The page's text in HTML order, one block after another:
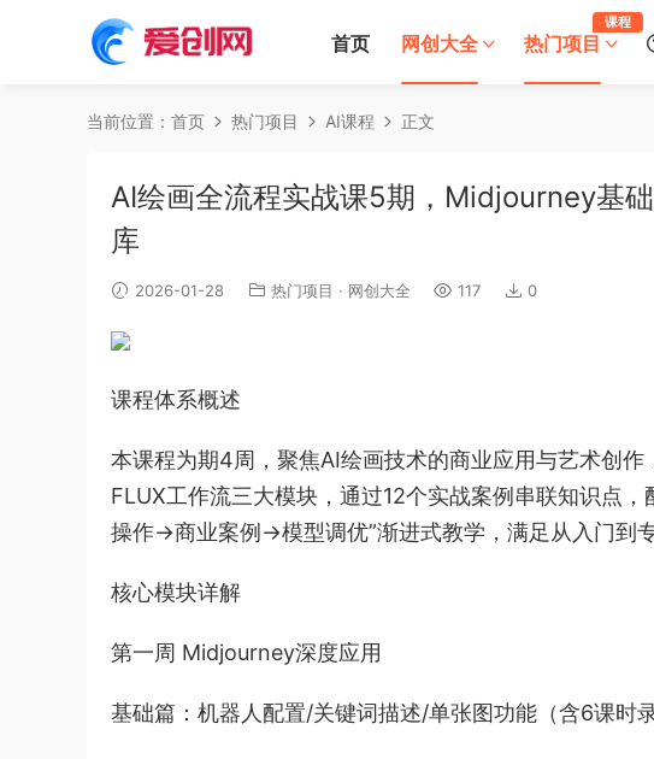
首页 网创大全 热门项目
课程
当前位置： 首页 热门项目 AI课程 正文
AI绘画全流程实战课5期，Midjourney基
库
2026-01-28 热门项目 · 网创大全 117 0
课程体系概述
本课程为期4周，聚焦AI绘画技术的商业应用与艺术创作
FLUX工作流三大模块，通过12个实战案例串联知识点
操作→商业案例→模型调优”渐进式教学，满足从入门到
核心模块详解
第一周 Midjourney深度应用
基础篇：机器人配置/关键词描述/单张图功能（含6课时录